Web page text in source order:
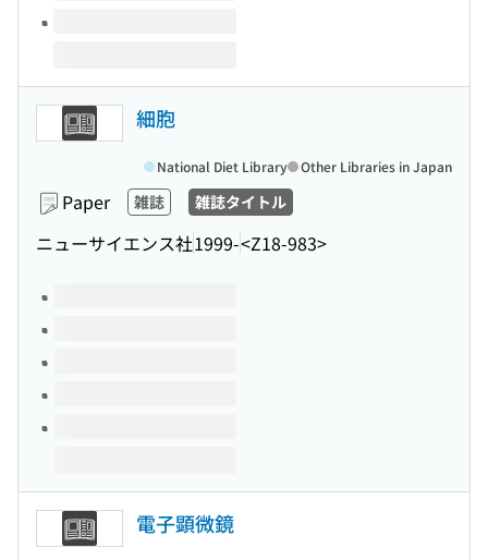
細胞
Paper 雑誌 雑誌タイトル
ニューサイエンス社1999-<Z18-983>
National Diet Library Other Libraries in Japan
Volumes of this title
電子顕微鏡